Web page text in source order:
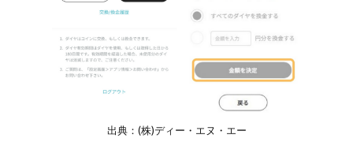
出典：(株)ディー・エヌ・エー